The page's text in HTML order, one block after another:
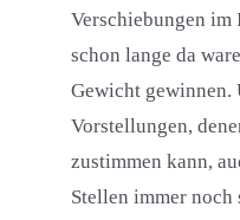
Verschiebungen im
schon lange da
Gewicht gewinnen.
Vorstellungen,
zustimmen kann,
Stellen immer